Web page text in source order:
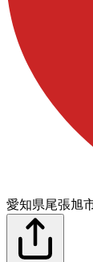
愛知県尾張旭